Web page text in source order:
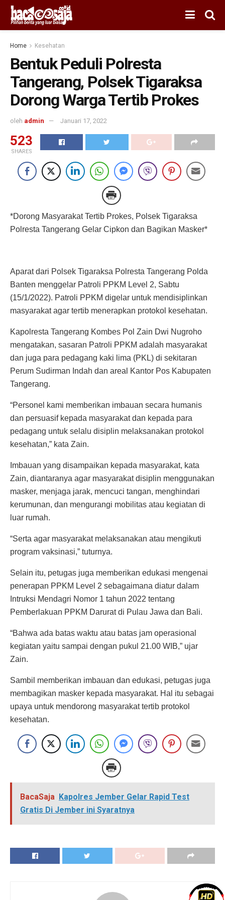
Home Kesehatan
Bentuk Peduli Polresta
Tangerang, Polsek Tigaraksa
Dorong Warga Tertib Prokes
oleh admin Januari 17, 2022
523
SHARES
*Dorong Masyarakat Tertib Prokes, Polsek Tigaraksa
Polresta Tangerang Gelar Cipkon dan Bagikan Masker*
Aparat dari Polsek Tigaraksa Polresta Tangerang Polda
Banten menggelar Patroli PPKM Level 2, Sabtu
(15/1/2022). Patroli PPKM digelar untuk mendisiplinkan
masyarakat agar tertib menerapkan protokol kesehatan.
Kapolresta Tangerang Kombes Pol Zain Dwi Nugroho
mengatakan, sasaran Patroli PPKM adalah masyarakat
dan juga para pedagang kaki lima (PKL) di sekitaran
Perum Sudirman Indah dan areal Kantor Pos Kabupaten
Tangerang.
“Personel kami memberikan imbauan secara humanis
dan persuasif kepada masyarakat dan kepada para
pedagang untuk selalu disiplin melaksanakan protokol
kesehatan,” kata Zain.
Imbauan yang disampaikan kepada masyarakat, kata
Zain, diantaranya agar masyarakat disiplin menggunakan
masker, menjaga jarak, mencuci tangan, menghindari
kerumunan, dan mengurangi mobilitas atau kegiatan di
luar rumah.
“Serta agar masyarakat melaksanakan atau mengikuti
program vaksinasi,” tuturnya.
Selain itu, petugas juga memberikan edukasi mengenai
penerapan PPKM Level 2 sebagaimana diatur dalam
Intruksi Mendagri Nomor 1 tahun 2022 tentang
Pemberlakuan PPKM Darurat di Pulau Jawa dan Bali.
“Bahwa ada batas waktu atau batas jam operasional
kegiatan yaitu sampai dengan pukul 21.00 WIB,” ujar
Zain.
Sambil memberikan imbauan dan edukasi, petugas juga
membagikan masker kepada masyarakat. Hal itu sebagai
upaya untuk mendorong masyarakat tertib protokol
kesehatan.
BacaSaja Kapolres Jember Gelar Rapid Test
Gratis Di Jember ini Syaratnya